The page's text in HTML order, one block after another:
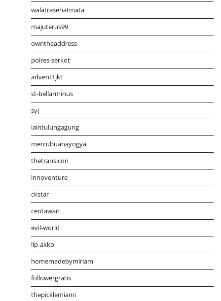
walatrasehatmata
majuterus99
owntheaddress
polres-serkot
advent1jkt
st-bellarminus
syj
iaintulungagung
mercubuanayogya
thetransicon
innoventure
ckstar
ceritawan
evil-world
lip-akko
homemadebymiriam
followergratis
thepicklemiami